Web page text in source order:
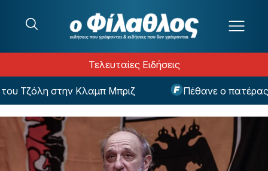
Τελευταίες Ειδήσεις
Τζόλη στην Κλαμπ Μπριζ Πέθανε ο πατέρας